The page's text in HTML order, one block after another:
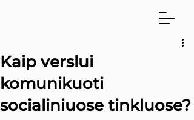
Kaip verslui
komunikuoti
socialiniuose tinkluose?